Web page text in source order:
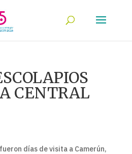
CENTRAL
días de visita a Camerún,